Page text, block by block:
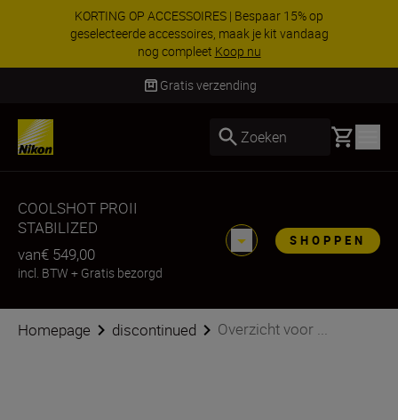
KORTING OP ACCESSOIRES | Bespaar 15% op
geselecteerde accessoires, maak je kit vandaag
nog compleet Koop nu
Levering binnen 2-3 werkdagen
Zoeken Basket
COOLSHOT PROII
STABILIZED
van€ 549,00
incl. BTW + Gratis bezorgd
SHOPPEN
Homepage discontinued Overzicht voor ...